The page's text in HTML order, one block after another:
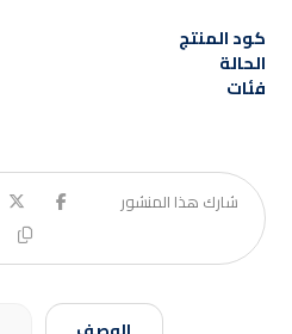
كود المنتج
الحالة
فئات